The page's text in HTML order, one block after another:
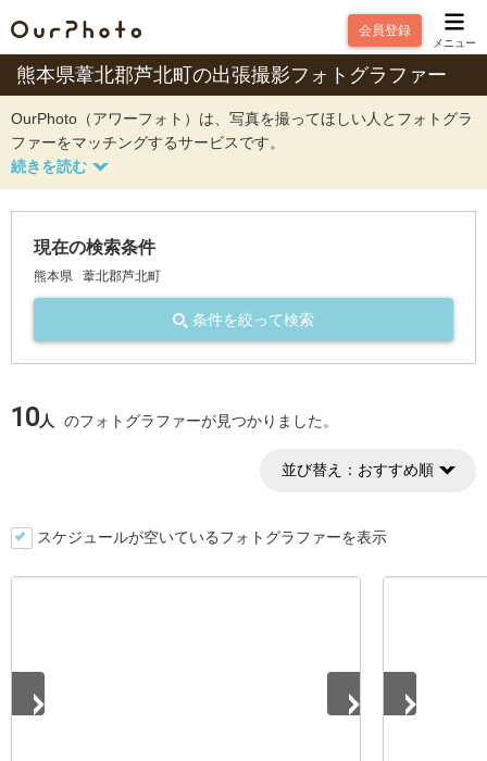
会員登録
メニュー
熊本県葦北郡芦北町の出張撮影フォトグラファー
OurPhoto（アワーフォト）は、写真を撮ってほしい人とフォトグラ
ファーをマッチングするサービスです。
現在の検索条件
熊本県 葦北郡芦北町
条件を絞って検索
10人 のフォトグラファーが見つかりました。
並び替え： おすすめ順
スケジュールが空いているフォトグラファーを表示